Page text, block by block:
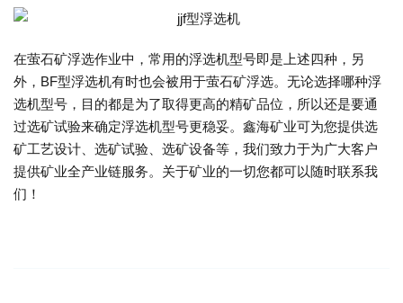
在萤石矿浮选作业中，常用的浮选机型号即是上述四种，另
外，BF型浮选机有时也会被用于萤石矿浮选。无论选择哪种浮
选机型号，目的都是为了取得更高的精矿品位，所以还是要通
过选矿试验来确定浮选机型号更稳妥。鑫海矿业可为您提供选
矿工艺设计、选矿试验、选矿设备等，我们致力于为广大客户
提供矿业全产业链服务。关于矿业的一切您都可以随时联系我
们！